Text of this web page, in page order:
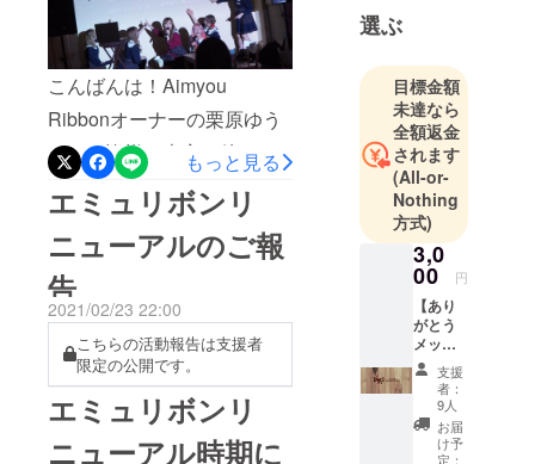
る皆様があってのことで
す！ありがとうございま
す！！！！！やっと、やっ
と、、ほんとうにやっとで
す。とってもとっても色ん
なことがありました。ここ
には書けない大変なことも
ありました。コロナはみん
な平等にこころを蝕んでい
きました。平等なんて、こ
の世にないのに。お客様も
様々な辛いしんどいことも
あったと思うのに、こうし
てリニューアルを待って下
こんばんは！Aimyou
Ribbonオーナーの栗原ゆう
です。皆様、大変お待たせ
いたしました。エミュリボ
ンリニューアルについての
全てが決定いたしましたの
でお伝えいたします。なん
と、エミュリボン現在の敷
地内（スペース）でのリ
ニューアル工事だけでな
く…「エミュリボン拡大い
たします！！！！」現在
もっと見る
エミュリボンリ
ニューアルのご報
告
2021/02/23 22:00
こちらの活動報告は支援者
限定の公開です。
エミュリボンリ
ニューアル時期に
選ぶ
目標金額
未達なら
全額返金
されます
(All-or-
Nothing
方式)
3,0
00 円
【あり
がとう
メッ
セージ
メー
ル】
コース
画像付
きの
支援
者：
9人
お届
け予
定：